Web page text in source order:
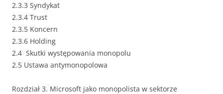
2.3.3 Syndykat
2.3.4 Trust
2.3.5 Koncern
2.3.6 Holding
2.4 Skutki występowania monopolu
2.5 Ustawa antymonopolowa
Rozdział 3. Microsoft jako monopolista w sektorze